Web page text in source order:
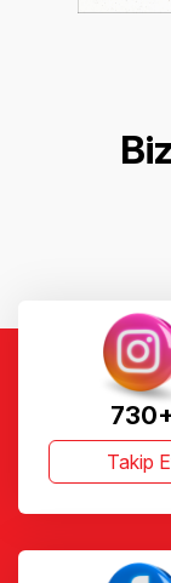
730+
Takip